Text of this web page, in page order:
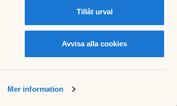
Mer information
Tillåt urval
Avvisa alla cookies